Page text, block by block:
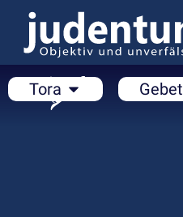
Tora Gebet